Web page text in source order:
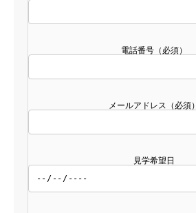
電話番号（必須）
メールアドレス（必須）
見学希望日